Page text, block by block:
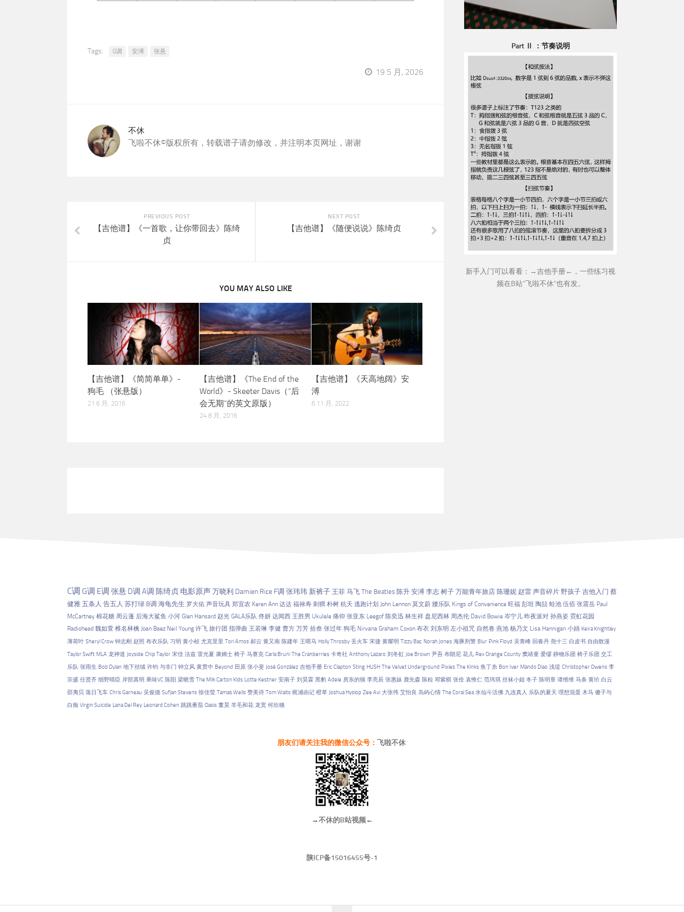
Tags: G调 安溥 张悬
19 5 月, 2026
不休
飞啦不休©版权所有，转载谱子请勿修改，并注明本页网址，谢谢
NEXT POST
【吉他谱】《随便说说》陈绮贞
PREVIOUS POST
【吉他谱】《一首歌，让你带回去》陈绮
贞
YOU MAY ALSO LIKE
【吉他谱】《简简单单》-
狗毛 （张悬版）
21 6 月, 2016
【吉他谱】《The End of the
World》- Skeeter Davis（“后
会无期”的英文原版）
24 8 月, 2016
【吉他谱】《天高地阔》安
溥
6 11 月, 2022
Part Ⅱ ：节奏说明
新手入门可以看看：→吉他手册←，一些练习视
频在B站“飞啦不休”也有发。
C调 G调 E调 张悬 D调 A调 陈绮贞 电影原声万晓利 Damien Rice F调 张玮玮 新裤子 王菲马飞 The Beatles 陈升 安溥 李志 树子 万能青年旅店 陈珊妮 赵雷 声音碎片 野孩子 吉他入门 蔡
健雅 五条人 告五人 苏打绿 B调 海龟先生 罗大佑 声音玩具 郑宜农 Keren Ann 达达 福禄寿 刺猬 朴树 杭天 逃跑计划 John Lennon 莫文蔚 腰乐队 Kings of Convenience 旺福 彭坦 陶喆 蛙池 伍佰 张震岳 Paul
McCartney 棉花糖 周云蓬 后海大鲨鱼 小河 Glen Hansard 赵光 GALA乐队 佟妍 达闻西 王胜男 Ukulele 痛仰 张亚东 Leegof 陈奕迅 林生祥 盘尼西林 周杰伦 David Bowie 岑宁儿 昨夜派对 孙燕姿 霓虹花园
Radiohead 魏如萱 椎名林檎 Joan Baez Neil Young 许飞 旅行团 指弹曲 王若琳 李健 曹方 万芳 拾叁 张过年 狗毛 Nirvana Graham Coxon 布衣 刘东明 左小祖咒 自然卷 燕池 杨乃文 Lisa Hannigan 小娟 Keira Knightley
薄荷叶 Sheryl Crow 钟志刚 赵照 布衣乐队 习明 黄小桢 尤克里里 Tori Amos 郝云 黄又南 陈建年 王喂马 Holly Throsby 丢火车 宋捷 黄耀明 Tizzy Bac Norah Jones 海豚刑警 Blur Pink Floyd 吴青峰 回春丹 尧十三 白皮书 自由散漫
Taylor Swift MLA 龙神道 Joyside Chip Taylor 宋佳 法兹 雷光夏 康姆士 椅子 马赛克 Carla Bruni The Cranberries 卡奇社 Anthony Lazaro 刘冬虹 Joe Brown 尹吾 布朗尼 花儿 Rex Orange County 窦靖童 爱缪 静物乐团 椅子乐团 交工
乐队 张雨生 Bob Dylan 地下丝绒 许钧 与非门 钟立风 黄贯中 Beyond 田原 张小斐 José González 吉他手册 Eric Clapton Sting HUSH The Velvet Underground Pixies The Kinks 鱼丁糸 Bon Iver Mando Diao 浅堤 Christopher Owens 李
宗盛 任贤齐 细野晴臣 岸部真明 果味VC 陈阳 梁晓雪 The Milk Carton Kids Lotte Kestner 安南子 刘昊霖 黑豹 Adele 房东的猫 李亮辰 张惠妹 鹿先森 陈粒 邓紫棋 张佺 袁惟仁 范玮琪 丝袜小姐 冬子 陈明章 谭维维 马条 黄玠 白云
邵夷贝 落日飞车 Chris Garneau 吴俊德 Sufjan Stevens 徐佳莹 Tamas Wells 赞美诗 Tom Waits 梶浦由记 橙草 Joshua Hyslop Zee Avi 大张伟 艾怡良 岛屿心情 The Coral Sea 水仙斗活佛 九连真人 乐队的夏天 理想混蛋 木马 傻子与
白痴 Virgin Suicide Lana Del Rey Leonard Cohen 跳跳番茄 Oasis 董昊 羊毛和花 龙宽 何欣穗
朋友们请关注我的微信公众号： 飞啦不休
→不休的B站视频←
陕ICP备15016455号-1